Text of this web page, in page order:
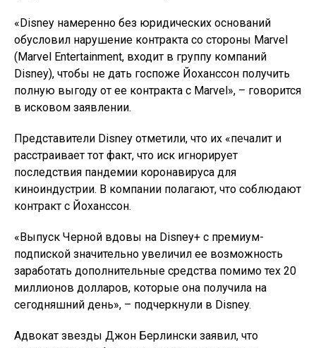
«Disney намеренно без юридических оснований
обусловил нарушение контракта со стороны Marvel
(Marvel Entertainment, входит в группу компаний
Disney), чтобы не дать госпоже Йоханссон получить
полную выгоду от ее контракта с Marvel», – говорится
в исковом заявлении.
Представители Disney отметили, что их «печалит и
расстраивает тот факт, что иск игнорирует
последствия пандемии коронавируса для
киноиндустрии. В компании полагают, что соблюдают
контракт с Йоханссон.
«Выпуск Черной вдовы на Disney+ с премиум-
подпиской значительно увеличил ее возможность
заработать дополнительные средства помимо тех 20
миллионов долларов, которые она получила на
сегодняшний день», – подчеркнули в Disney.
Адвокат звезды Джон Берлински заявил, что